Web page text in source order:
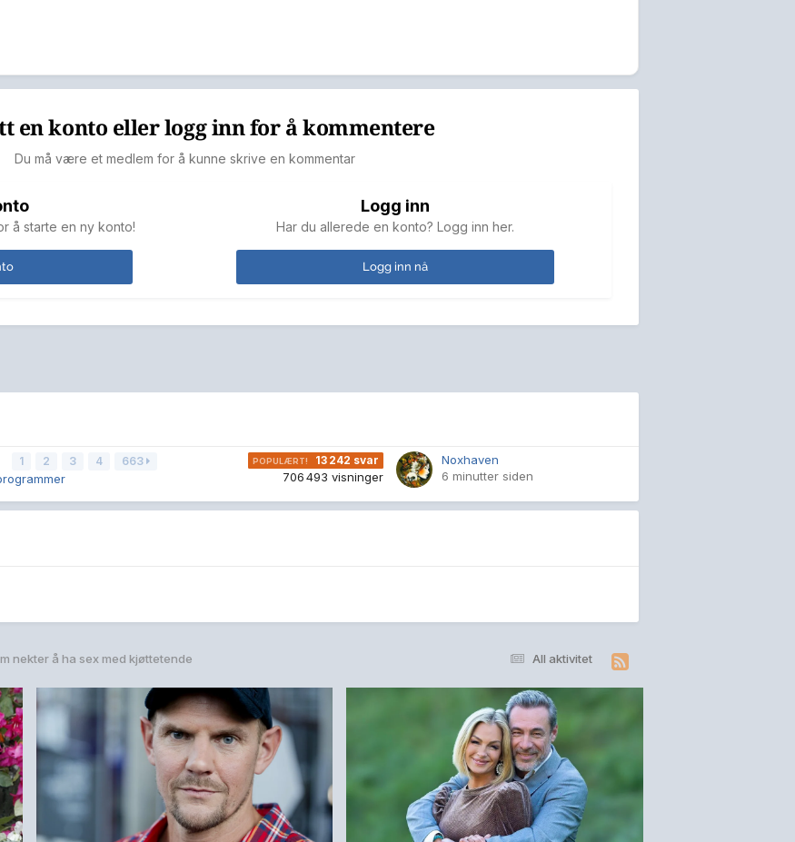
en konto eller logg inn for å kommentere
Du må være et medlem for å kunne skrive en kommentar
å starte en ny konto!
Logg inn
Har du allerede en konto? Logg inn her.
Logg inn nå
1 2 3 4 663 13 242 svar
706 493 visninger
Noxhaven
6 minutter siden
All aktivitet
nekter å ha sex med kjøttetende